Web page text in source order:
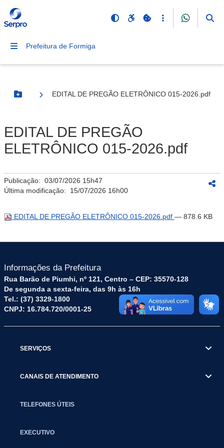
Prefeitura de Formiga
Botão Menu
EDITAL DE PREGÃO ELETRÔNICO 015-2026.pdf
EDITAL DE PREGÃO
ELETRÔNICO 015-2026.pdf
Publicação: 03/07/2026 15h47
Última modificação: 15/07/2026 16h00
EDITAL DE PREGÃO ELETRÔNICO 015-2026.pdf — 878.6 KB
Informações da Prefeitura
Rua Barão de Piumhi, nº 121, Centro – CEP: 35570-128
De segunda a sexta-feira, das 9h às 16h
Tel.: (37) 3329-1800
CNPJ: 16.784.720/0001-25
SERVIÇOS
CANAIS DE ATENDIMENTO
TELEFONES ÚTEIS
EXECUTIVO